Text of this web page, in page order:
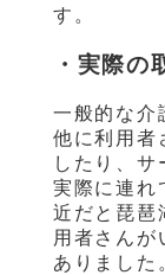
す。
・実際の
一般的な介
他に利用者
したり、
実際に連れ
近だと琵琶
用者さんが
ありました